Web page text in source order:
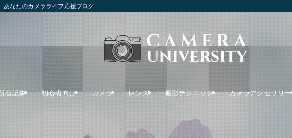
あなたのカメラライフ応援ブログ
着記事 初心者向け カメラ レンズ 撮影テクニック カメラアクセサリー